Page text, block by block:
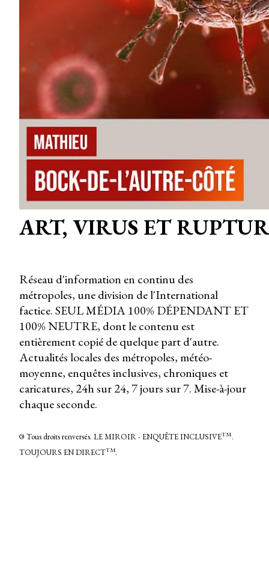
ART, VIRUS ET
Réseau d'information en continu des
métropoles, une division de l'International
factice. SEUL MÉDIA 100% DÉPENDANT ET
100% NEUTRE, dont le contenu est
entièrement copié de quelque part d'autre.
Actualités locales des métropoles, météo-
moyenne, enquêtes inclusives, chroniques et
caricatures, 24h sur 24, 7 jours sur 7. Mise-à-jour
chaque seconde.
©Tous droits renversés. LE MIROIR - ENQUÊTE INCLUSIVETM.
TOUJOURS EN DIRECTTM.